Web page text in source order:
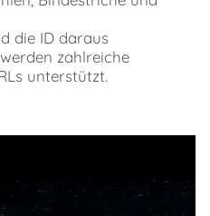
die ID daraus
zahlreiche
unterstützt.